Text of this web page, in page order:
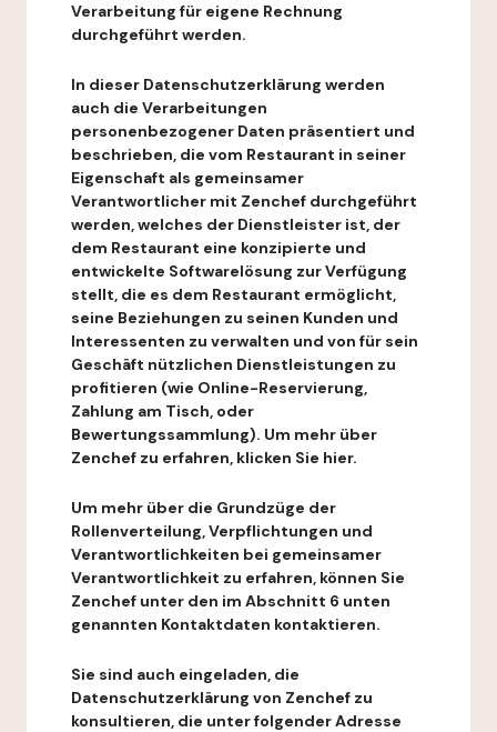
Verarbeitung für eigene Rechnung
durchgeführt werden.
In dieser Datenschutzerklärung werden
auch die Verarbeitungen
personenbezogener Daten präsentiert und
beschrieben, die vom Restaurant in seiner
Eigenschaft als gemeinsamer
Verantwortlicher mit Zenchef durchgeführt
werden, welches der Dienstleister ist, der
dem Restaurant eine konzipierte und
entwickelte Softwarelösung zur Verfügung
stellt, die es dem Restaurant ermöglicht,
seine Beziehungen zu seinen Kunden und
Interessenten zu verwalten und von für sein
Geschäft nützlichen Dienstleistungen zu
profitieren (wie Online-Reservierung,
Zahlung am Tisch, oder
Bewertungssammlung). Um mehr über
Zenchef zu erfahren, klicken Sie hier.
Um mehr über die Grundzüge der
Rollenverteilung, Verpflichtungen und
Verantwortlichkeiten bei gemeinsamer
Verantwortlichkeit zu erfahren, können Sie
Zenchef unter den im Abschnitt 6 unten
genannten Kontaktdaten kontaktieren.
Sie sind auch eingeladen, die
Datenschutzerklärung von Zenchef zu
konsultieren, die unter folgender Adresse